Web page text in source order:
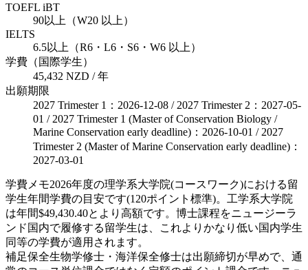
TOEFL iBT
90以上（W20 以上）
IELTS
6.5以上（R6・L6・S6・W6 以上）
学費（国際学生）
45,432 NZD / 年
出願期限
2027 Trimester 1：2026-12-08 / 2027 Trimester 2：2027-05-
01 / 2027 Trimester 1 (Master of Conservation Biology /
Marine Conservation early deadline)：2026-10-01 / 2027
Trimester 2 (Master of Marine Conservation early deadline)：
2027-03-01
学費メモ2026年度の理学系大学院(コースワーク)における留
学生年間学費の目安です(120ポイント標準)。工学系大学院
は年間$49,430.40とより高額です。博士課程をニュージーラ
ンド国内で履修する留学生は、これよりかなり低い国内学生
同等の学費が適用されます。
補足保全生物学修士・海洋保全修士は出願締切が早めで、通